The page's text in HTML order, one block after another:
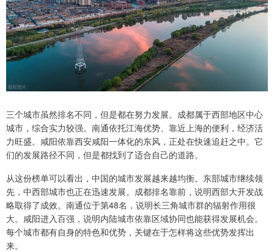
三个城市虽然排名不同，但是都在努力发展。成都属于西部地区中心
城市，综合实力较强。南通依托江海优势、靠近上海的便利，经济活
力旺盛。咸阳依靠西安咸阳一体化的东风，正处在快速追赶之中。它
们的发展路径不同，但是都找到了适合自己的道路。
从这份榜单可以看出，中国的城市发展越来越均衡。东部城市继续领
先，中西部城市也正在迅速发展。成都排名靠前，说明西部大开发战
略取得了成效。南通位于第48名，说明长三角城市群的辐射作用很
大。咸阳进入百强，说明内陆城市依靠区域协同也能获得发展机会。
每个城市都有自身的特色和优势，关键在于怎样将这些优势发挥出
来。